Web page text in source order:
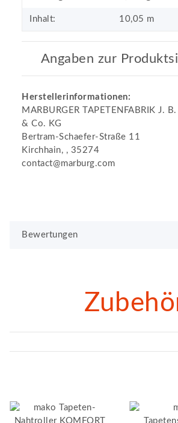
Inhalt: 10,05 m
Angaben zur
Herstellerinformationen:
MARBURGER TAPETENFABRIK J.
& Co. KG
Bertram-Schaefer-Straße 11
Kirchhain, , 35274
contact@marburg.com
Bewertungen